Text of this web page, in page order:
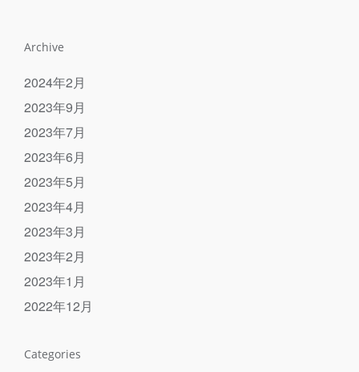
Archive
2024年2月
2023年9月
2023年7月
2023年6月
2023年5月
2023年4月
2023年3月
2023年2月
2023年1月
2022年12月
Categories